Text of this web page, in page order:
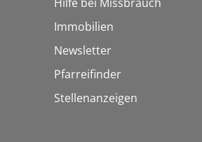
Immobilien
Newsletter
Pfarreifinder
Stellenanzeigen